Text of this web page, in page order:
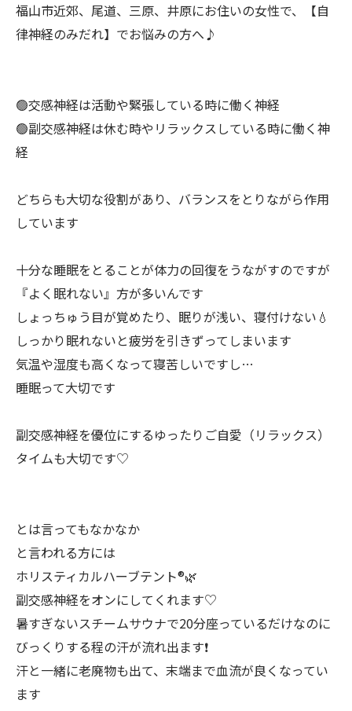
福山市近郊、尾道、三原、井原にお住いの女性で、【自
律神経のみだれ】でお悩みの方へ♪
🟢交感神経は活動や緊張している時に働く神経
🟢副交感神経は休む時やリラックスしている時に働く神
経
どちらも大切な役割があり、バランスをとりながら作用
しています
十分な睡眠をとることが体力の回復をうながすのですが
『よく眠れない』方が多いんです
しょっちゅう目が覚めたり、眠りが浅い、寝付けない💧
しっかり眠れないと疲労を引きずってしまいます
気温や湿度も高くなって寝苦しいですし…
睡眠って大切です
副交感神経を優位にするゆったりご自愛（リラックス）
タイムも大切です♡
とは言ってもなかなか
と言われる方には
ホリスティカルハーブテント®︎🌿
副交感神経をオンにしてくれます♡
暑すぎないスチームサウナで20分座っているだけなのに
びっくりする程の汗が流れ出ます❗️
汗と一緒に老廃物も出て、末端まで血流が良くなってい
ます